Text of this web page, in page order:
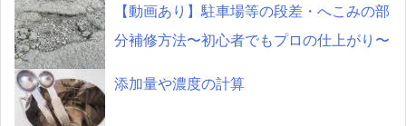
【動画あり】駐車場等の段差・へこみの部
分補修方法〜初心者でもプロの仕上がり〜
添加量や濃度の計算